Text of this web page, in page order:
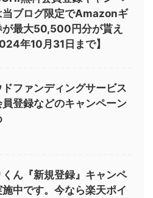
当ブログ限定でAmazonギ
が最大50,500円分が貰え
年10月31日まで】
ドファンディングサービス
員登録などのキャンペーン
ん『新規登録』キャンペ
施中です。今なら楽天ポイ